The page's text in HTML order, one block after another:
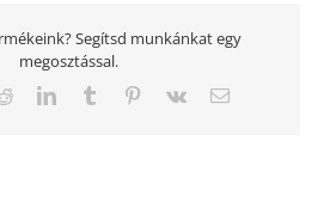
Segítsd munkánkat egy
megosztással.
RedditLinkedInTumblr Pinterest
Vk Email: